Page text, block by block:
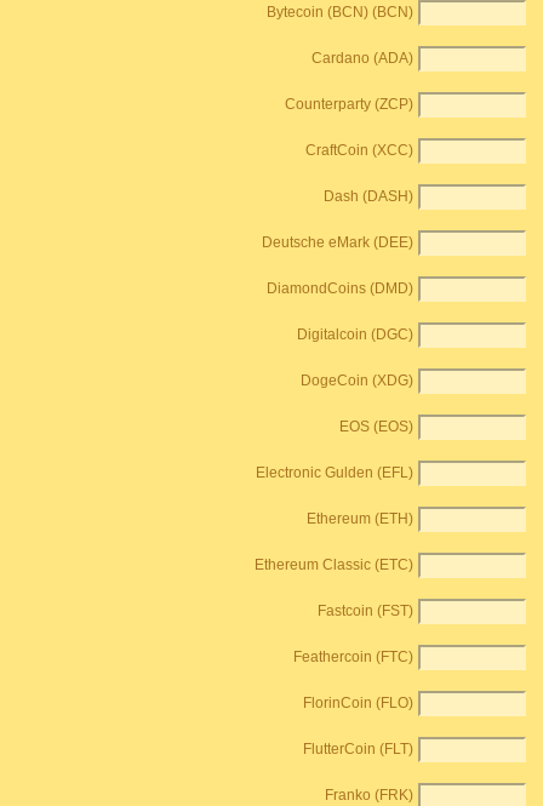
Bytecoin (BCN) (BCN)
Cardano (ADA)
Counterparty (ZCP)
CraftCoin (XCC)
Dash (DASH)
Deutsche eMark (DEE)
DiamondCoins (DMD)
Digitalcoin (DGC)
DogeCoin (XDG)
EOS (EOS)
Electronic Gulden (EFL)
Ethereum (ETH)
Ethereum Classic (ETC)
Fastcoin (FST)
Feathercoin (FTC)
FlorinCoin (FLO)
FlutterCoin (FLT)
Franko (FRK)